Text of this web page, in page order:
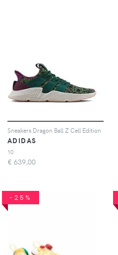
Sneakers Dragon Ball Z Cell Edition
ADIDAS
10
€ 639,00
-25%